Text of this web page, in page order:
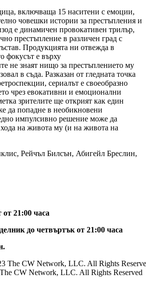
включваща 15 наситени с емоции,
човешки истории за престъпления и
е динамичен провокативен трилър,
престъпление в различен град с
Продукцията ни отвежда в
фокусът е върху
не знаят нищо за престъплението му
в съда. Разказан от гледната точка
сериалът е своеобразно
чрез евокативни и емоционални
зрителите ще открият как един
да попадне в необикновени
импулсивно решение може да
на живота му (и на живота на
Рейчъл Билсън, Абигейл Бреслин,
21:00 часа
до четвъртък от 21:00 часа
CW Network, LLC. All Rights Reserved